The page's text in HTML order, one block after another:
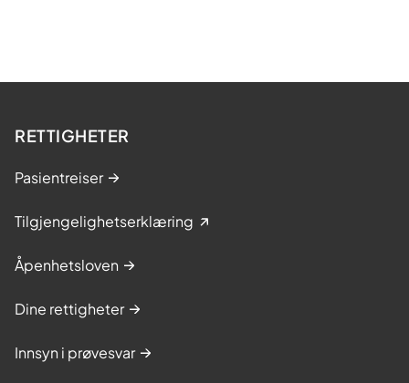
RETTIGHETER
Pasientreiser
Tilgjengelighetserklæring
Åpenhetsloven
Dine rettigheter
Innsyn i prøvesvar